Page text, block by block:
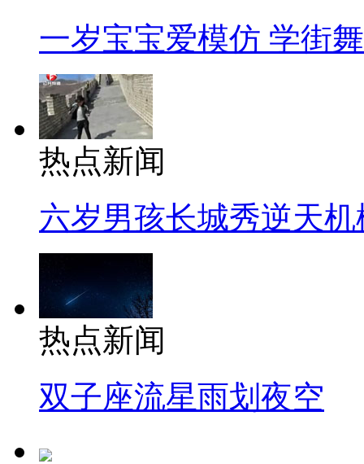
一岁宝宝爱模仿 学街
热点新闻
六岁男孩长城秀逆天机
热点新闻
双子座流星雨划夜空